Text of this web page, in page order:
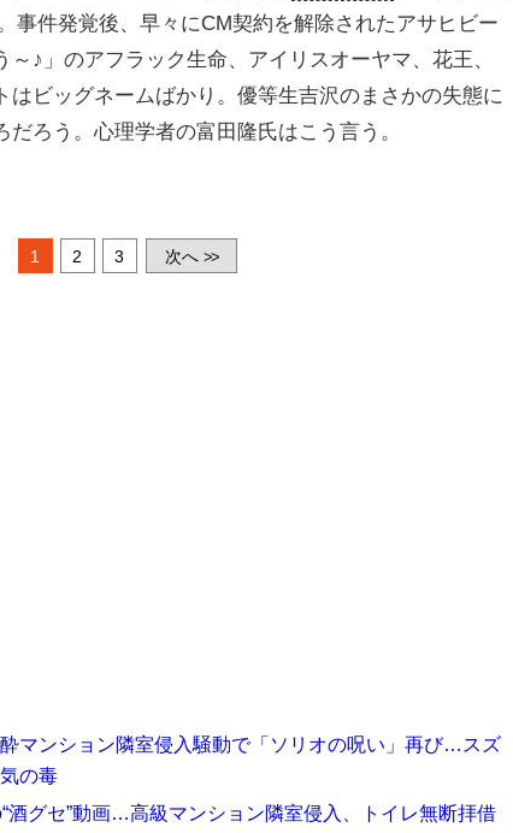
事件発覚後、早々にCM契約を解除されたアサヒビー
♪」のアフラック生命、アイリスオーヤマ、花王、
はビッグネームばかり。優等生吉沢のまさかの失態に
ろう。心理学者の富田隆氏はこう言う。
1 2 3 次へ >>
酔マンション隣室侵入騒動で「ソリオの呪い」再び…スズ
の毒
酒グセ”動画…高級マンション隣室侵入、トイレ無断拝借